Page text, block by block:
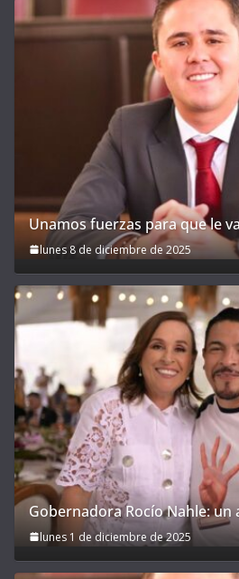
Unamos fuerzas para que le
lunes 8 de diciembre de 2025
Gobernadora Rocío Nahle: un
lunes 1 de diciembre de 2025